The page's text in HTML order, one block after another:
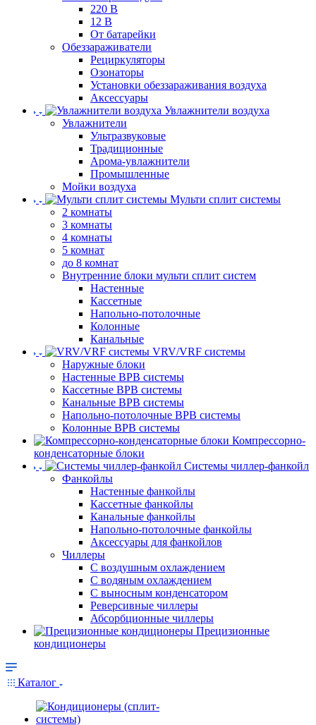
220 В
12 В
От батарейки
Обеззараживатели
Рециркуляторы
Озонаторы
Установки обеззараживания воздуха
Аксессуары
Увлажнители воздуха
Увлажнители
Ультразвуковые
Традиционные
Арома-увлажнители
Промышленные
Мойки воздуха
Мульти сплит системы
2 комнаты
3 комнаты
4 комнаты
5 комнат
до 8 комнат
Внутренние блоки мульти сплит систем
Настенные
Кассетные
Напольно-потолочные
Колонные
Канальные
VRV/VRF системы
Наружные блоки
Настенные ВРВ системы
Кассетные ВРВ системы
Канальные ВРВ системы
Напольно-потолочные ВРВ системы
Колонные ВРВ системы
Компрессорно-
конденсаторные блоки
Системы чиллер-фанкойл
Фанкойлы
Настенные фанкойлы
Кассетные фанкойлы
Канальные фанкойлы
Напольно-потолочные фанкойлы
Аксессуары для фанкойлов
Чиллеры
С воздушным охлаждением
С водяным охлаждением
С выносным конденсатором
Реверсивные чиллеры
Абсорбционные чиллеры
Прецизионные
кондиционеры
Каталог